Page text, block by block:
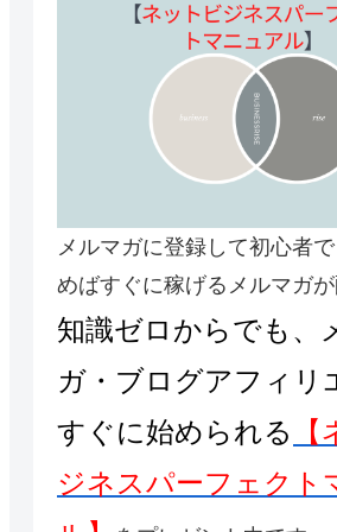
メルマガに登録して初心者
めばすぐに稼げるメルマガ
知識ゼロからでも、
ガ・ブログアフィリ
すぐに始められる
【
ジネスパーフェクト